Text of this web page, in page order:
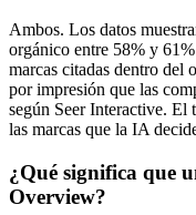
Ambos. Los datos
orgánico entre 58% y
marcas citadas dentro del
por impresión que las
según Seer Interactive. El
las marcas que la IA
¿Qué significa que
Overview?